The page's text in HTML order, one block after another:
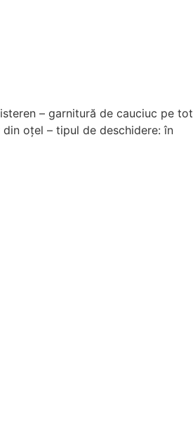
– garnitură de cauciuc pe tot
oţel – tipul de deschidere: în